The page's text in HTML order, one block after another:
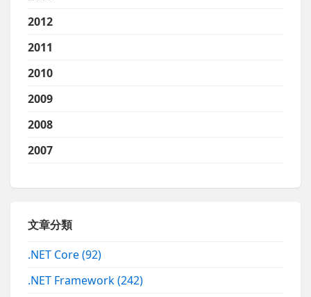
2012
2011
2010
2009
2008
2007
文章分類
.NET Core(92)
.NET Framework(242)